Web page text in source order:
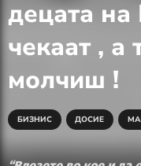
децата
чекаат , а
молчиш !
БИЗНИС ДОСИЕ